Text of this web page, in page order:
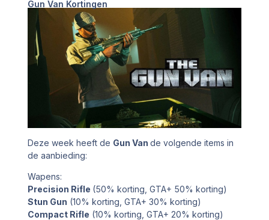
Gun Van Kortingen
Deze week heeft de Gun Vande volgende items in
de aanbieding:
Wapens:
Precision Rifle (50% korting, GTA+ 50% korting)
Stun Gun (10% korting, GTA+ 30% korting)
Compact Rifle (10% korting, GTA+ 20% korting)